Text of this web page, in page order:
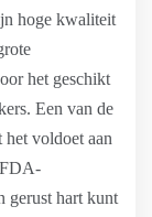
hoge kwaliteit
het geschikt
Een van de
voldoet aan
FDA-
gerust hart kunt